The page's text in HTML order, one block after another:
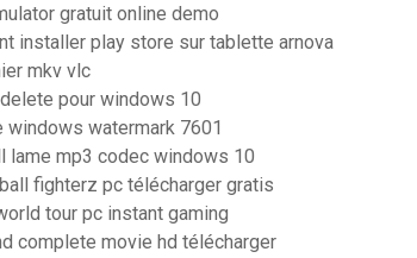
gratuit online demo
installer play store sur tablette arnova
mkv vlc
pour windows 10
windows watermark 7601
lame mp3 codec windows 10
fighterz pc télécharger gratis
tour pc instant gaming
complete movie hd télécharger